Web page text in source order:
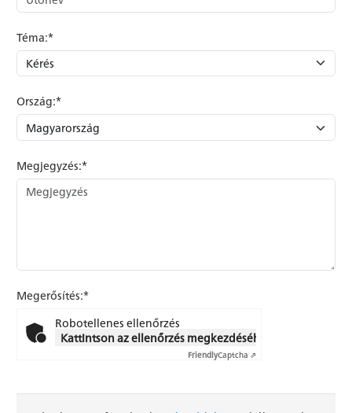
Téma:*
Ország:*
Megjegyzés:*
Megerősítés:*
Robotellenes ellenőrzés
Kattintson az ellenőrzés megkezdéséhez
FriendlyCaptcha ⇗